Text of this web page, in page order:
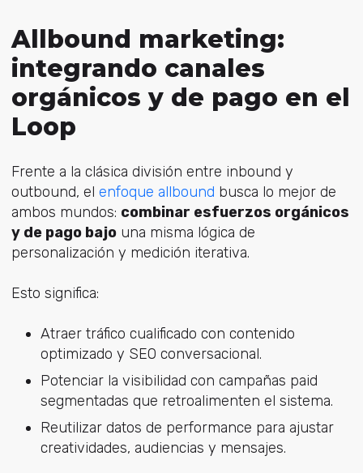
Allbound marketing:
integrando canales
orgánicos y de pago en el
Loop
Frente a la clásica división entre inbound y
outbound, el enfoque allbound busca lo mejor de
ambos mundos: combinar esfuerzos orgánicos
y de pago bajouna misma lógica de
personalización y medición iterativa.
Esto significa:
Atraer tráfico cualificado con contenido
optimizado y SEO conversacional.
Potenciar la visibilidad con campañas paid
segmentadas que retroalimenten el sistema.
Reutilizar datos de performance para ajustar
creatividades, audiencias y mensajes.